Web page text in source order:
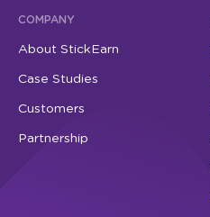
COMPANY
About StickEarn
Case Studies
Customers
Partnership